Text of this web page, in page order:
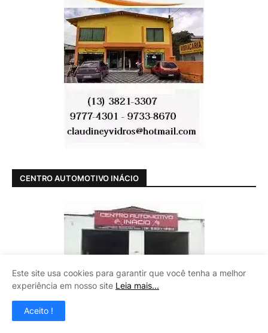
CENTRO AUTOMOTIVO INÁCIO
Este site usa cookies para garantir que você tenha a melhor
experiência em nosso site Leia mais...
Aceito !